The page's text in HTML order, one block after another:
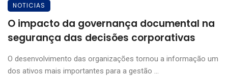
NOTICIAS
O impacto da governança documental na
segurança das decisões corporativas
O desenvolvimento das organizações tornou a informação um
dos ativos mais importantes para a gestão ...